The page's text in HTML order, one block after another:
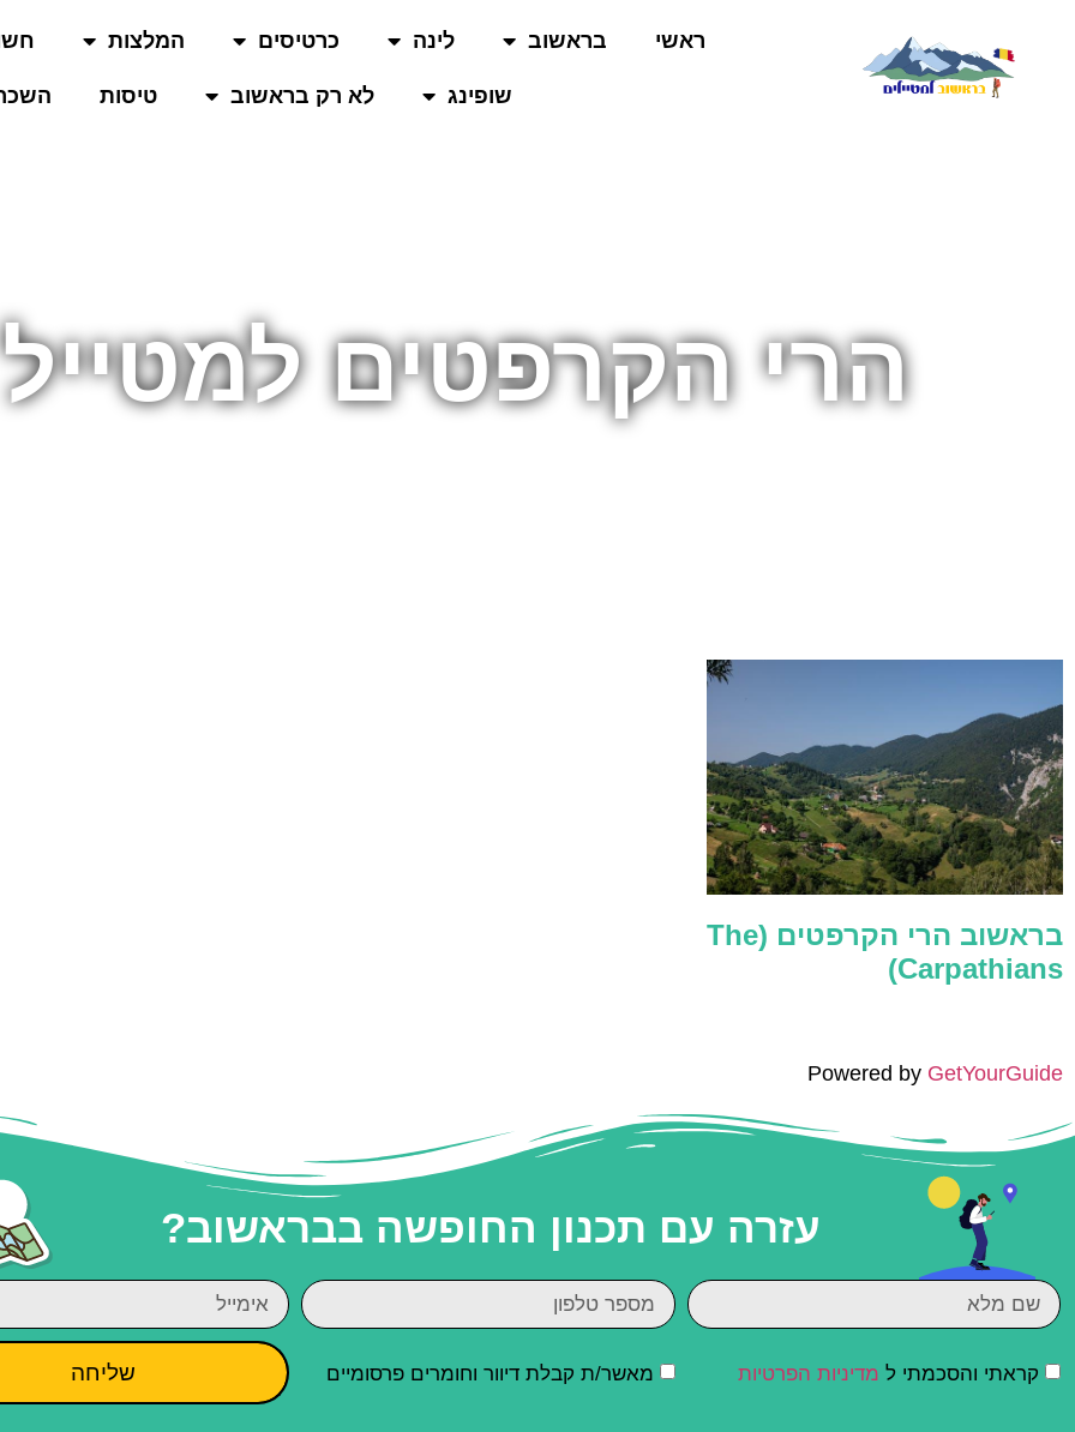
ראשי בראשוב לינה כרטיסים המלצות
שופינג לא רק בראשוב טיסות
הרי הקרפטים
בראשוב הרי הקרפטים (The
Carpathians)
Powered by GetYourGuide
עזרה עם תכנון החופשה בבראשוב?
קראתי והסכמתי ל מדיניות הפרטיות מאשר/ת קבלת דיוור וחומרים פרסומיים שליחה